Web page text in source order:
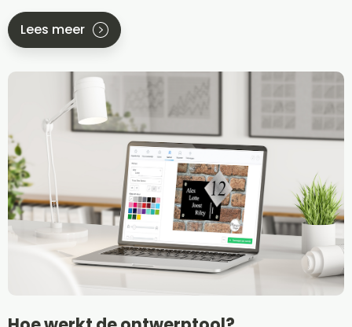
Lees meer